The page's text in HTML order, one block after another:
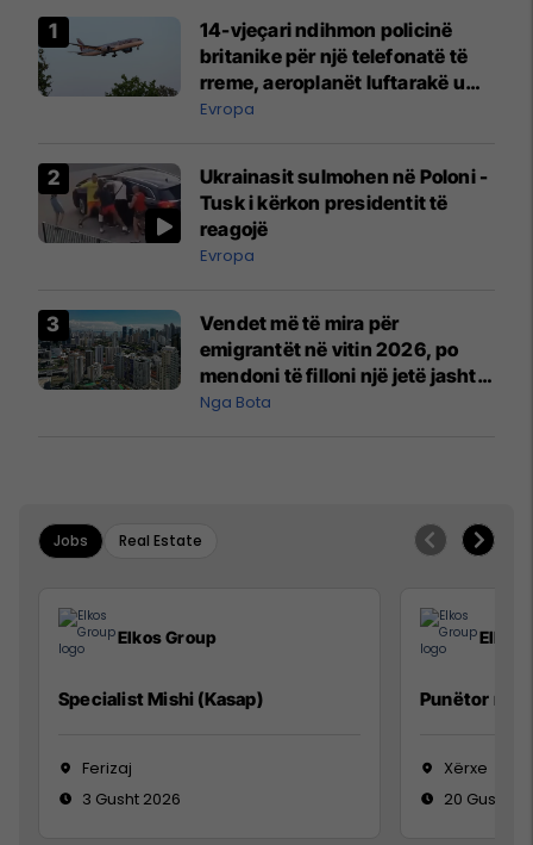
14-vjeçari ndihmon policinë
britanike për një telefonatë të
rreme, aeroplanët luftarakë u
ngritën në ajër për të
Mançesterit
Evropa
Ukrainasit sulmohen në Poloni -
Tusk i kërkon presidentit të
reagojë
Evropa
Vendet më të mira për
emigrantët në vitin 2026, po
mendoni të filloni një jetë jashtë
vendit?
Nga Bota
Jobs Real Estate
Elkos Group
Specialist Mishi (Kasap)
Ferizaj
3 Gusht 2026
Elkos
Punëtor në
Xërxe
20 Gusht